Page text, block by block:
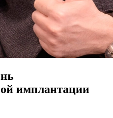
имплантации